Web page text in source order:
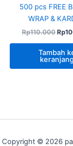
500 pcs FREE
WRAP &
Rp110.000Rp
Tambah
keranjang
Copyright © 2026